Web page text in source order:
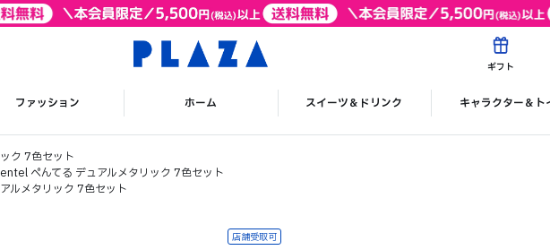
ギフト
ファッション ホーム スイーツ＆ドリンク キャラクター＆ト
ク 7色セット
ぺんてる デュアルメタリック 7色セット
ルメタリック 7色セット